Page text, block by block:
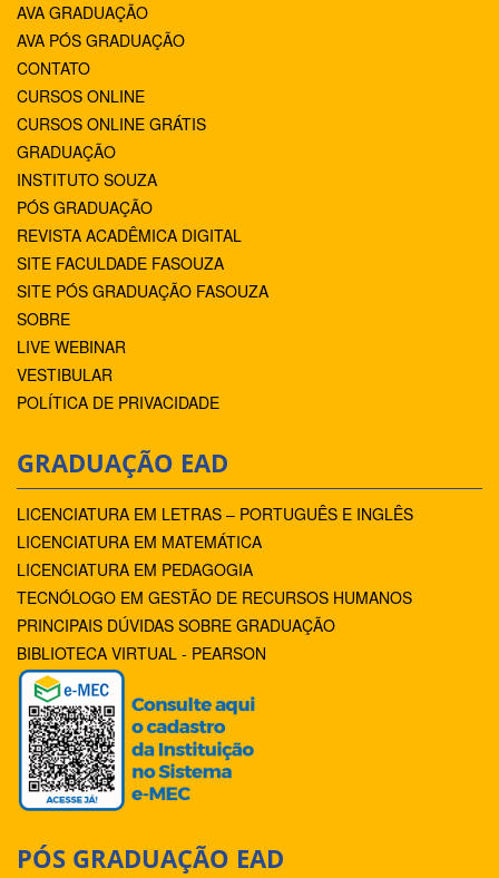
AVA GRADUAÇÃO
AVA PÓS GRADUAÇÃO
CONTATO
CURSOS ONLINE
CURSOS ONLINE GRÁTIS
GRADUAÇÃO
INSTITUTO SOUZA
PÓS GRADUAÇÃO
REVISTA ACADÊMICA DIGITAL
SITE FACULDADE FASOUZA
SITE PÓS GRADUAÇÃO FASOUZA
SOBRE
LIVE WEBINAR
VESTIBULAR
POLÍTICA DE PRIVACIDADE
GRADUAÇÃO EAD
LICENCIATURA EM LETRAS – PORTUGUÊS E INGLÊS
LICENCIATURA EM MATEMÁTICA
LICENCIATURA EM PEDAGOGIA
TECNÓLOGO EM GESTÃO DE RECURSOS HUMANOS
PRINCIPAIS DÚVIDAS SOBRE GRADUAÇÃO
BIBLIOTECA VIRTUAL - PEARSON
PÓS GRADUAÇÃO EAD